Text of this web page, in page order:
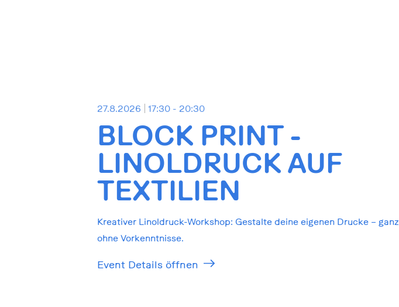
27.8.2026 17:30 - 20:30
BLOCK PRINT -
LINOLDRUCK AUF
TEXTILIEN
Kreativer Linoldruck-Workshop: Gestalte deine eigenen Drucke – ganz
ohne Vorkenntnisse.
Event Details öffnen